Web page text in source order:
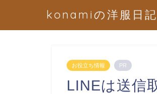
konamiの洋服日記
お役立ち情報 PR
LINEは送信